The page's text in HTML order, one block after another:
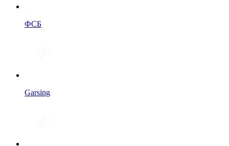
ФСБ
Garsing